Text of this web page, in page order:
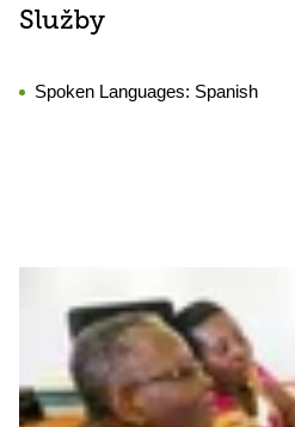
Služby
Spoken Languages: Spanish